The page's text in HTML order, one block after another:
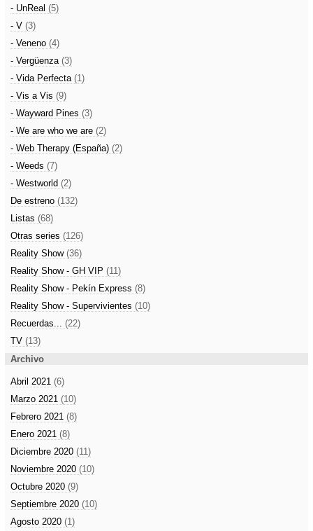
- UnReal (5)
- V (3)
- Veneno (4)
- Vergüenza (3)
- Vida Perfecta (1)
- Vis a Vis (9)
- Wayward Pines (3)
- We are who we are (2)
- Web Therapy (España) (2)
- Weeds (7)
- Westworld (2)
De estreno (132)
Listas (68)
Otras series (126)
Reality Show (36)
Reality Show - GH VIP (11)
Reality Show - Pekín Express (8)
Reality Show - Supervivientes (10)
Recuerdas... (22)
TV (13)
Archivo
Abril 2021 (6)
Marzo 2021 (10)
Febrero 2021 (8)
Enero 2021 (8)
Diciembre 2020 (11)
Noviembre 2020 (10)
Octubre 2020 (9)
Septiembre 2020 (10)
Agosto 2020 (1)